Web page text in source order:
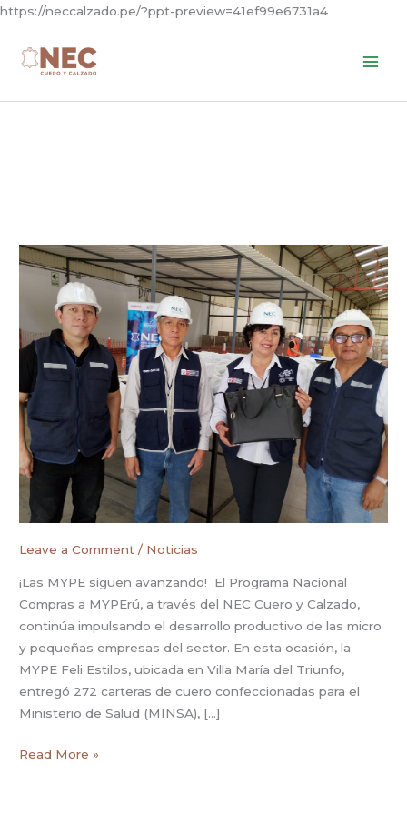
https://neccalzado.pe/?ppt-preview=41ef99e6731a4Skip
content
Leave a Comment / Noticias
¡Las MYPE siguen avanzando! El Programa Nacional
Compras a MYPErú, a través del NEC Cuero y Calzado,
continúa impulsando el desarrollo productivo de las micro
y pequeñas empresas del sector. En esta ocasión, la
MYPE Feli Estilos, ubicada en Villa María del Triunfo,
entregó 272 carteras de cuero confeccionadas para el
Ministerio de Salud (MINSA), […]
Segunda
entrega
bienes
MINSA
fabricados
por
las
MYPE
Read More »